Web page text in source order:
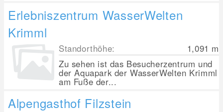
Erlebniszentrum WasserWelten
Krimml
Standorthöhe: 1,091 m
Zu sehen ist das Besucherzentrum und
der Aquapark der WasserWelten Krimml
am Fuße der...
Alpengasthof Filzstein